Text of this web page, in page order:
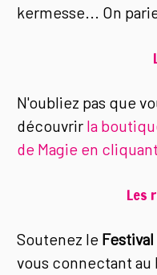
kermesse... On
N'oubliez pas que
découvrir la
de Magie en
Les
Soutenez le
vous connectant au